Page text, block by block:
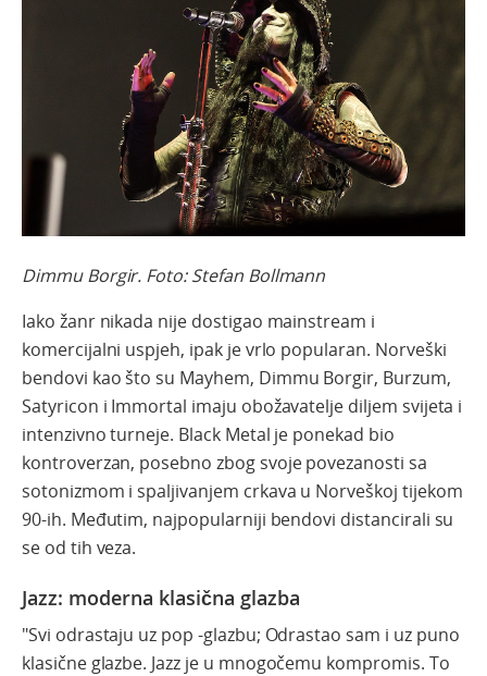
Dimmu Borgir. Foto: Stefan Bollmann
Iako žanr nikada nije dostigao mainstream i
komercijalni uspjeh, ipak je vrlo popularan. Norveški
bendovi kao što su Mayhem, Dimmu Borgir, Burzum,
Satyricon i Immortal imaju obožavatelje diljem svijeta i
intenzivno turneje. Black Metal je ponekad bio
kontroverzan, posebno zbog svoje povezanosti sa
sotonizmom i spaljivanjem crkava u Norveškoj tijekom
90-ih. Međutim, najpopularniji bendovi distancirali su
se od tih veza.
Jazz: moderna klasična glazba
"Svi odrastaju uz pop -glazbu; Odrastao sam i uz puno
klasične glazbe. Jazz je u mnogočemu kompromis. To